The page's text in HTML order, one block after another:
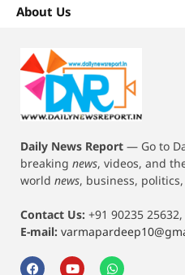
About Us
Daily News Report — Go to
breaking news, videos, and
world news, business,
Contact Us: +91 90235
E-mail: